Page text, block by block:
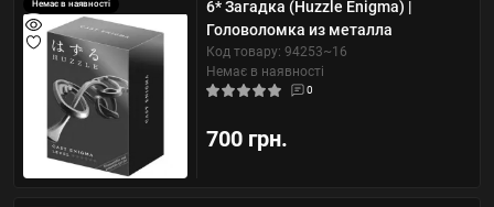
Немає в наявності
6* Загадка (Huzzle Enigma) |
Головоломка из металла
Код товару: 94253~16
Немає в наявності
0
700 грн.